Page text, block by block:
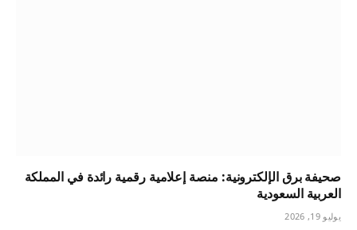
صحيفة برق الإلكترونية: منصة إعلامية رقمية رائدة في المملكة
العربية السعودية
يوليو 19, 2026